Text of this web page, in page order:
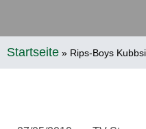
Startseite » Rips-Boys